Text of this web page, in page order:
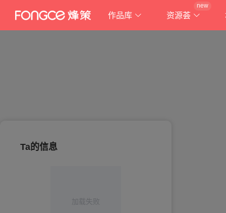
作品库 资源荟
new
Ta的信息
加载失败